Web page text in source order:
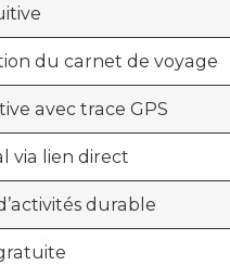
du carnet de voyage
avec trace GPS
via lien direct
durable